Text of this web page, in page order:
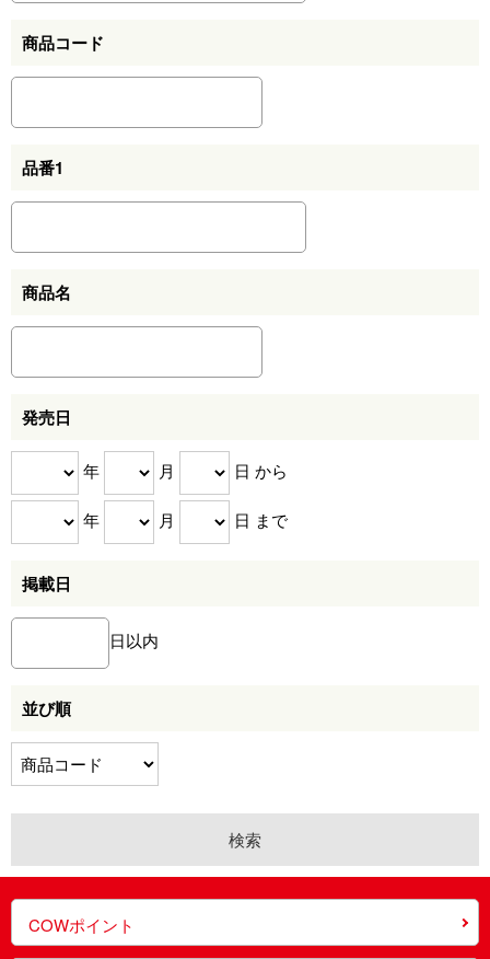
商品コード
品番1
商品名
発売日
年 月 日 から
年 月 日 まで
掲載日
日以内
並び順
COWポイント